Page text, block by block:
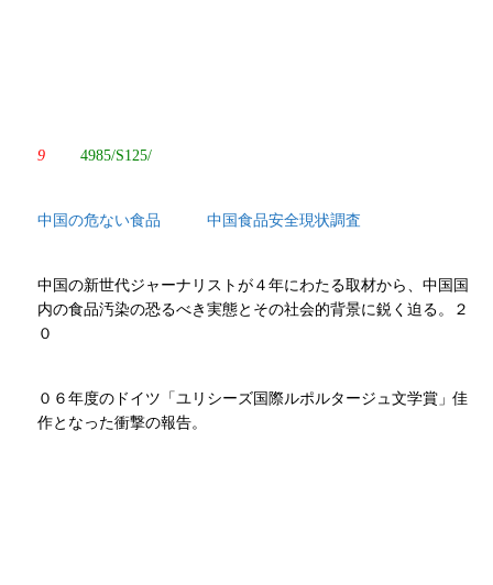
9 4985/S125/
中国の危ない食品 中国食品安全現状調査
中国の新世代ジャーナリストが４年にわたる取材から、中国国
内の食品汚染の恐るべき実態とその社会的背景に鋭く迫る。２
０
０６年度のドイツ「ユリシーズ国際ルポルタージュ文学賞」佳
作となった衝撃の報告。